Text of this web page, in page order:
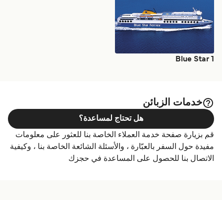
Blue Star 1
خدمات الزبائن
قم بزيارة صفحة خدمة العملاء الخاصة بنا للعثور على معلومات
مفيدة حول السفر بالعبّارة ، والأسئلة الشائعة الخاصة بنا ، وكيفية
الاتصال بنا للحصول على المساعدة في حجزك
هل تحتاج لمساعدة؟